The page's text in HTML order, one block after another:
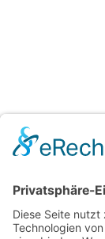
Hechler &
Geschäftsführer: